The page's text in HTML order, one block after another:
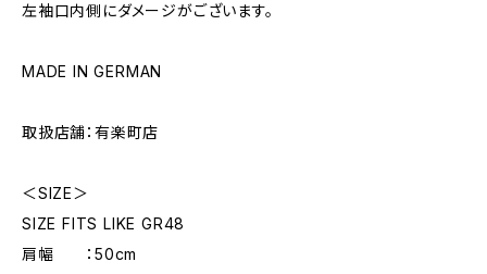
左袖口内側にダメージがございます。
MADE IN GERMAN
取扱店舗：有楽町店
＜SIZE＞
SIZE FITS LIKE GR48
肩幅 ：50cm